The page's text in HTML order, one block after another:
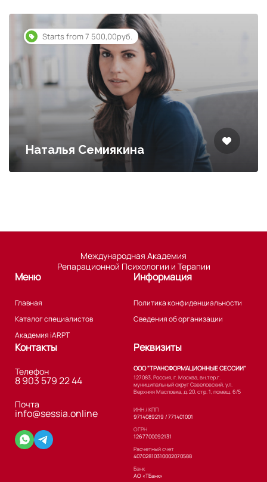
Starts from 7 500,00руб.
Наталья Семиякина
Международная Академия
Репарационной Психологии и Терапии
Меню
Главная
Каталог специалистов
Академия iARPT
Информация
Политика конфиденциальности
Сведения об организации
Контакты
Телефон
8 903 579 22 44
Почта
info@sessia.online
Реквизиты
ООО "ТРАНСФОРМАЦИОННЫЕ СЕССИИ"
127083, Россия, г. Москва, вн.тер.г.
муниципальный округ Савеловский, ул.
Верхняя Масловка, д. 20, стр. 1, помещ. 6/5
ИНН / КПП
9714089219 / 771401001
ОГРН
1267700092131
Расчетный счет
40702810310002070588
Банк
АО «ТБанк»